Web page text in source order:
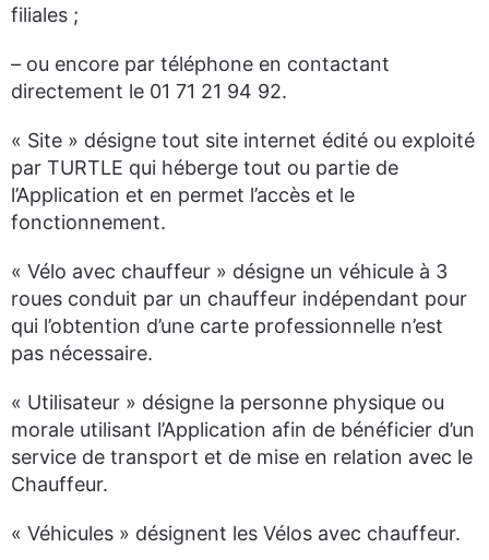
filiales ;
– ou encore par téléphone en contactant
directement le 01 71 21 94 92.
« Site » désigne tout site internet édité ou exploité
par TURTLE qui héberge tout ou partie de
l’Application et en permet l’accès et le
fonctionnement.
« Vélo avec chauffeur » désigne un véhicule à 3
roues conduit par un chauffeur indépendant pour
qui l’obtention d’une carte professionnelle n’est
pas nécessaire.
« Utilisateur » désigne la personne physique ou
morale utilisant l’Application afin de bénéficier d’un
service de transport et de mise en relation avec le
Chauffeur.
« Véhicules » désignent les Vélos avec chauffeur.